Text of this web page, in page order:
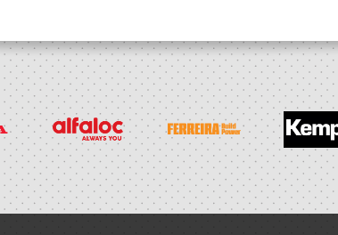
Técnico
Seniores M
Seniores M